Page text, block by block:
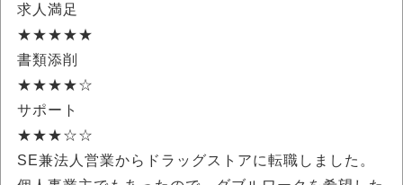
求人満足
★★★★★
書類添削
★★★★☆
サポート
★★★☆☆
SE兼法人営業からドラッグストアに転職しました。